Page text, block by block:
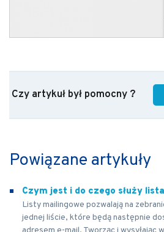
Czy artykuł był pomocny ?
Powiązane artykuły
Czym jest i do czego służy
Listy mailingowe pozwalają na
jednej liście, które będą następnie